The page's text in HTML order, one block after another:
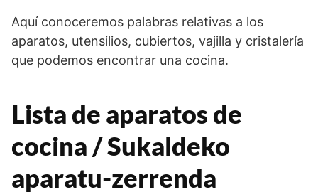
Aquí conoceremos palabras relativas a los
aparatos, utensilios, cubiertos, vajilla y cristalería
que podemos encontrar una cocina.
Lista de aparatos de
cocina / Sukaldeko
aparatu-zerrenda